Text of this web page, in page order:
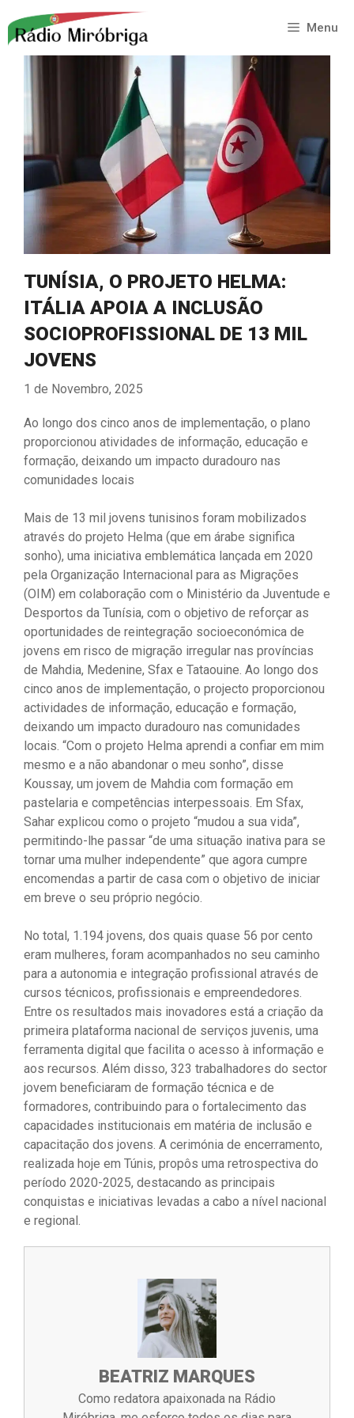
para
conteúdo
Menu
TUNÍSIA, O PROJETO HELMA:
ITÁLIA APOIA A INCLUSÃO
SOCIOPROFISSIONAL DE 13 MIL
JOVENS
1 de Novembro, 2025
Ao longo dos cinco anos de implementação, o plano
proporcionou atividades de informação, educação e
formação, deixando um impacto duradouro nas
comunidades locais
Mais de 13 mil jovens tunisinos foram mobilizados
através do projeto Helma (que em árabe significa
sonho), uma iniciativa emblemática lançada em 2020
pela Organização Internacional para as Migrações
(OIM) em colaboração com o Ministério da Juventude e
Desportos da Tunísia, com o objetivo de reforçar as
oportunidades de reintegração socioeconómica de
jovens em risco de migração irregular nas províncias
de Mahdia, Medenine, Sfax e Tataouine. Ao longo dos
cinco anos de implementação, o projecto proporcionou
actividades de informação, educação e formação,
deixando um impacto duradouro nas comunidades
locais. “Com o projeto Helma aprendi a confiar em mim
mesmo e a não abandonar o meu sonho”, disse
Koussay, um jovem de Mahdia com formação em
pastelaria e competências interpessoais. Em Sfax,
Sahar explicou como o projeto “mudou a sua vida”,
permitindo-lhe passar “de uma situação inativa para se
tornar uma mulher independente” que agora cumpre
encomendas a partir de casa com o objetivo de iniciar
em breve o seu próprio negócio.
No total, 1.194 jovens, dos quais quase 56 por cento
eram mulheres, foram acompanhados no seu caminho
para a autonomia e integração profissional através de
cursos técnicos, profissionais e empreendedores.
Entre os resultados mais inovadores está a criação da
primeira plataforma nacional de serviços juvenis, uma
ferramenta digital que facilita o acesso à informação e
aos recursos. Além disso, 323 trabalhadores do sector
jovem beneficiaram de formação técnica e de
formadores, contribuindo para o fortalecimento das
capacidades institucionais em matéria de inclusão e
capacitação dos jovens. A cerimónia de encerramento,
realizada hoje em Túnis, propôs uma retrospectiva do
período 2020-2025, destacando as principais
conquistas e iniciativas levadas a cabo a nível nacional
e regional.
BEATRIZ MARQUES
Como redatora apaixonada na Rádio